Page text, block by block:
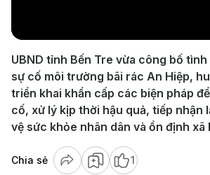
UBND tỉnh Bến Tre vừa công bố
sự cố môi trường bãi rác An Hiệp,
triển khai khẩn cấp các biện pháp
cố, xử lý kịp thời hậu quả, tiếp nhận
vệ sức khỏe nhân dân và ổn định xã
Chia sẻ 1